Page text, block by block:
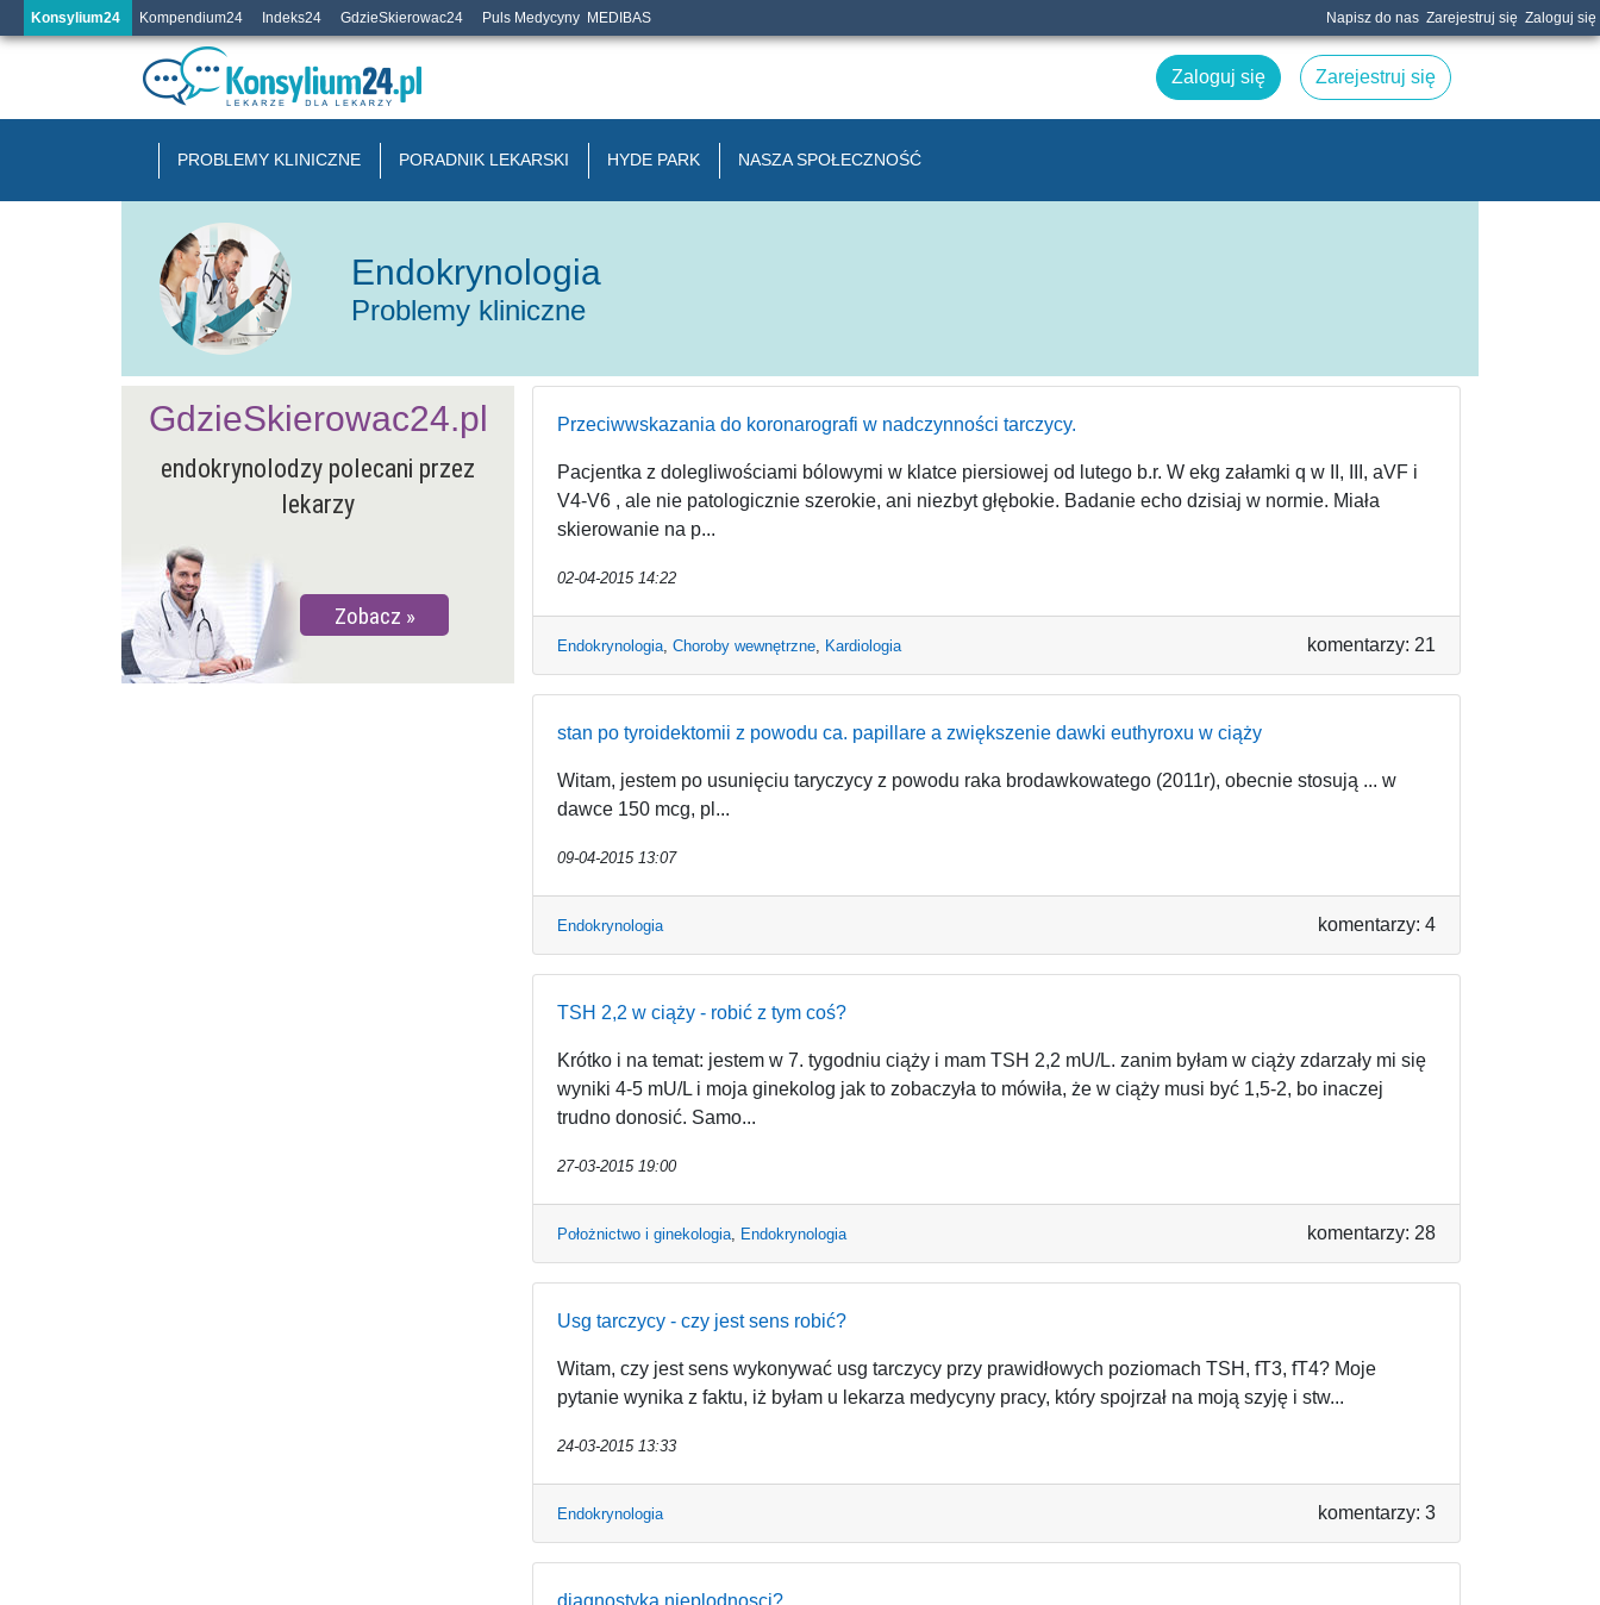
Konsylium24 Kompendium24 Indeks24 GdzieSkierowac24 Puls Medycyny MEDIBAS Napisz do nas Zarejestruj się Zaloguj się
Zaloguj się Zarejestruj się
PROBLEMY KLINICZNE PORADNIK LEKARSKI HYDE PARK NASZA SPOŁECZNOŚĆ
Endokrynologia
Problemy kliniczne
endokrynolodzy polecani przez
lekarzy
Zobacz
GdzieSkierowac24.pl Przeciwwskazania do koronarografi w nadczynności tarczycy.
Pacjentka z dolegliwościami bólowymi w klatce piersiowej od lutego b.r. W ekg załamki q w II, III, aVF i
V4-V6 , ale nie patologicznie szerokie, ani niezbyt głębokie. Badanie echo dzisiaj w normie. Miała
skierowanie na p...
02-04-2015 14:22
Endokrynologia, Choroby wewnętrzne, Kardiologia komentarzy: 21
stan po tyroidektomii z powodu ca. papillare a zwiększenie dawki euthyroxu w ciąży
Witam, jestem po usunięciu taryczycy z powodu raka brodawkowatego (2011r), obecnie stosują ... w
dawce 150 mcg, pl...
09-04-2015 13:07
Endokrynologia komentarzy: 4
TSH 2,2 w ciąży - robić z tym coś?
Krótko i na temat: jestem w 7. tygodniu ciąży i mam TSH 2,2 mU/L. zanim byłam w ciąży zdarzały mi się
wyniki 4-5 mU/L i moja ginekolog jak to zobaczyła to mówiła, że w ciąży musi być 1,5-2, bo inaczej
trudno donosić. Samo...
27-03-2015 19:00
Położnictwo i ginekologia, Endokrynologia komentarzy: 28
Usg tarczycy - czy jest sens robić?
Witam, czy jest sens wykonywać usg tarczycy przy prawidłowych poziomach TSH, fT3, fT4? Moje
pytanie wynika z faktu, iż byłam u lekarza medycyny pracy, który spojrzał na moją szyję i stw...
24-03-2015 13:33
Endokrynologia komentarzy: 3
diagnostyka nieplodnosci?